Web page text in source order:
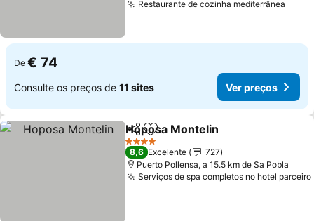
Restaurante de cozinha mediterrânea
De € 74
Consulte os preços de 11 sites Ver preços
PartilharAdicionar aos favoritos
Hoposa Montelin
4 Estrelas
8,6 Excelente
727
Puerto Pollensa, a 15.5 km de Sa Pobla
Serviços de spa completos no hotel parceiro